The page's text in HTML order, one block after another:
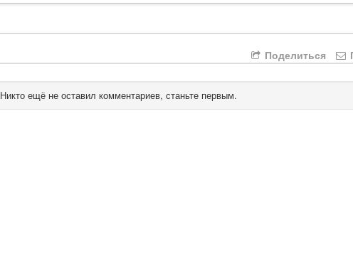
Поделиться
Никто ещё не оставил комментариев, станьте первым.